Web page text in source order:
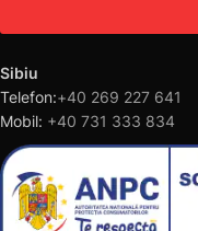
Sibiu
Telefon:+40 269 227 641
Mobil: +40 731 333 834